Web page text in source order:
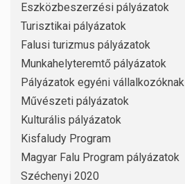
Eszközbeszerzési pályázatok
Turisztikai pályázatok
Falusi turizmus pályázatok
Munkahelyteremtő pályázatok
Pályázatok egyéni vállalkozóknak
Művészeti pályázatok
Kulturális pályázatok
Kisfaludy Program
Magyar Falu Program pályázatok
Széchenyi 2020